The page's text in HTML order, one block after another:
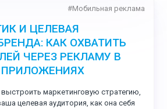
#Мобильная реклама
И ЦЕЛЕВАЯ
КАК ОХВАТИТЬ
ЧЕРЕЗ РЕКЛАМУ В
маркетинговую стратегию,
целевая аудитория, как она себя